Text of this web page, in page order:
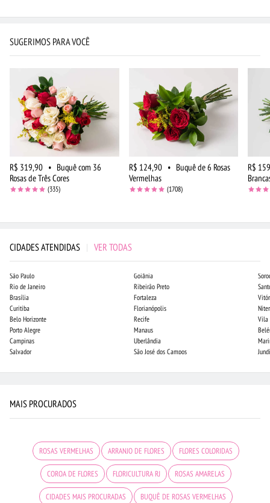
SUGERIMOS PARA VOCÊ
R$ 319,90 • Buquê com 36
Rosas de Três Cores
(335)
R$ 124,90 • Buquê de 6 Rosas
Vermelhas
(1708)
R$
CIDADES ATENDIDAS | VER TODAS
São Paulo
Rio de Janeiro
Brasília
Curitiba
Belo Horizonte
Porto Alegre
Campinas
Salvador
Goiânia
Ribeirão Preto
Fortaleza
Florianópolis
Recife
Manaus
Uberlândia
São José dos Campos
Vila
MAIS PROCURADOS
ROSAS VERMELHAS ARRANJO DE FLORES FLORES COLORIDAS
COROA DE FLORES FLORICULTURA RJ ROSAS AMARELAS
CIDADES MAIS PROCURADAS BUQUÊ DE ROSAS VERMELHAS